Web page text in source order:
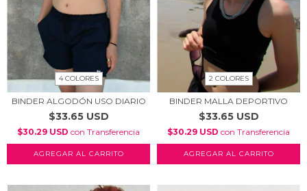
4 COLORES
BINDER ALGODÓN USO DIARIO
$33.65 USD
$30.29 USD con Transferencia
AGREGAR AL CARRITO
2 COLORES
BINDER MALLA DEPORTIVO
$33.65 USD
$30.29 USD con Transferencia
AGREGAR AL CARRITO